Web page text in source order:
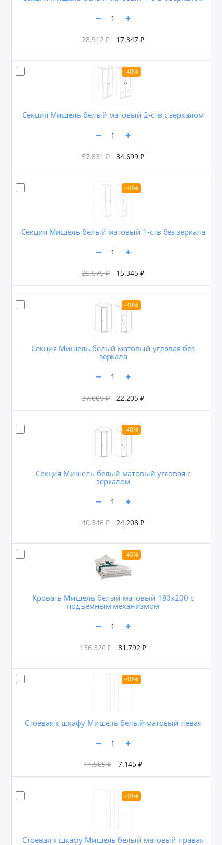
28.912 ₽ 17.347 ₽
-40%
Секция Мишель белый матовый 2-ств с зеркалом
57.831 ₽ 34.699 ₽
-40%
Секция Мишель белый матовый 1-ств без зеркала
25.575 ₽ 15.345 ₽
-40%
Секция Мишель белый матовый угловая без
зеркала
37.009 ₽ 22.205 ₽
-40%
Секция Мишель белый матовый угловая с
зеркалом
40.346 ₽ 24.208 ₽
-40%
Кровать Мишель белый матовый 180х200 с
подъемным механизмом
136.320 ₽ 81.792 ₽
-40%
Cтоевая к шкафу Мишель белый матовый левая
11.909 ₽ 7.145 ₽
-40%
Cтоевая к шкафу Мишель белый матовый правая